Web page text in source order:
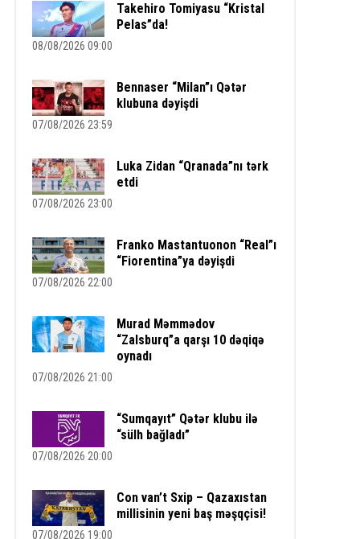
Takehiro Tomiyasu “Kristal
Pelas”da!
08/08/2026 09:00
Bennaser “Milan”ı Qətər
klubuna dəyişdi
07/08/2026 23:59
Luka Zidan “Qranada”nı tərk
etdi
07/08/2026 23:00
Franko Mastantuonon “Real”ı
“Fiorentina”ya dəyişdi
07/08/2026 22:00
Murad Məmmədov
“Zalsburq”a qarşı 10 dəqiqə
oynadı
07/08/2026 21:00
“Sumqayıt” Qətər klubu ilə
“sülh bağladı”
07/08/2026 20:00
Con van’t Sxip – Qazaxıstan
millisinin yeni baş məşqçisi!
07/08/2026 19:00